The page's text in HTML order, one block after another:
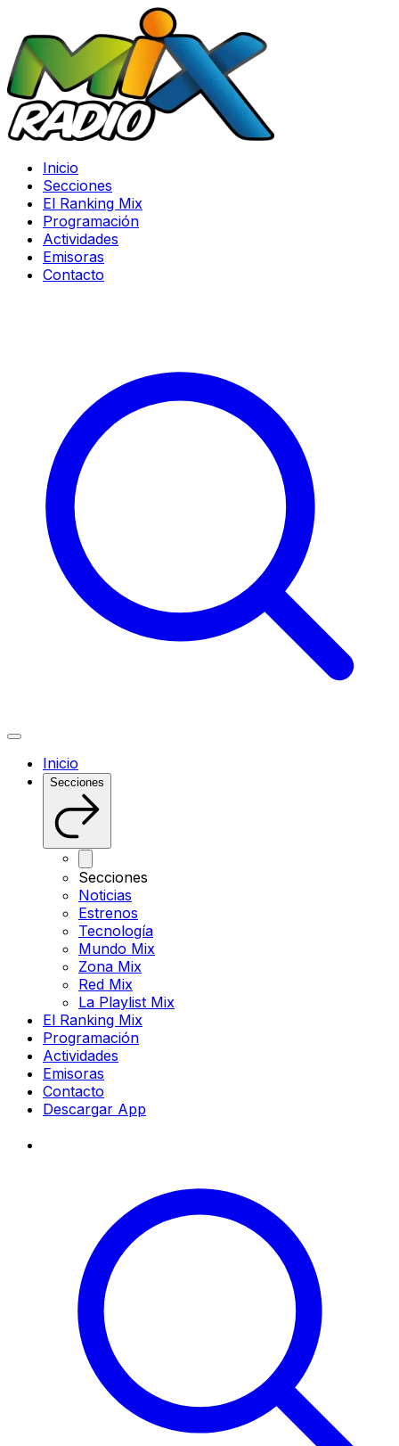
Inicio
Secciones
El Ranking Mix
Programación
Actividades
Emisoras
Contacto
Inicio
Secciones
Secciones
Noticias
Estrenos
Tecnología
Mundo Mix
Zona Mix
Red Mix
La Playlist Mix
El Ranking Mix
Programación
Actividades
Emisoras
Contacto
Descargar App